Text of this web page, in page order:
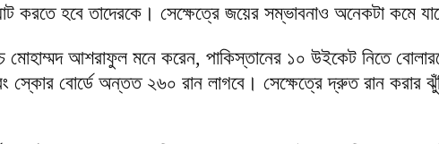
করতে হবে তাদেরকে। সেক্ষেত্রে জয়ের সম্ভাবনাও অনেকটা কমে
মোহাম্মদ আশরাফুল মনে করেন, পাকিস্তানের ১০ উইকেট নিতে
স্কোর বোর্ডে অন্তত ২৬০ রান লাগবে। সেক্ষেত্রে দ্রুত রান করার